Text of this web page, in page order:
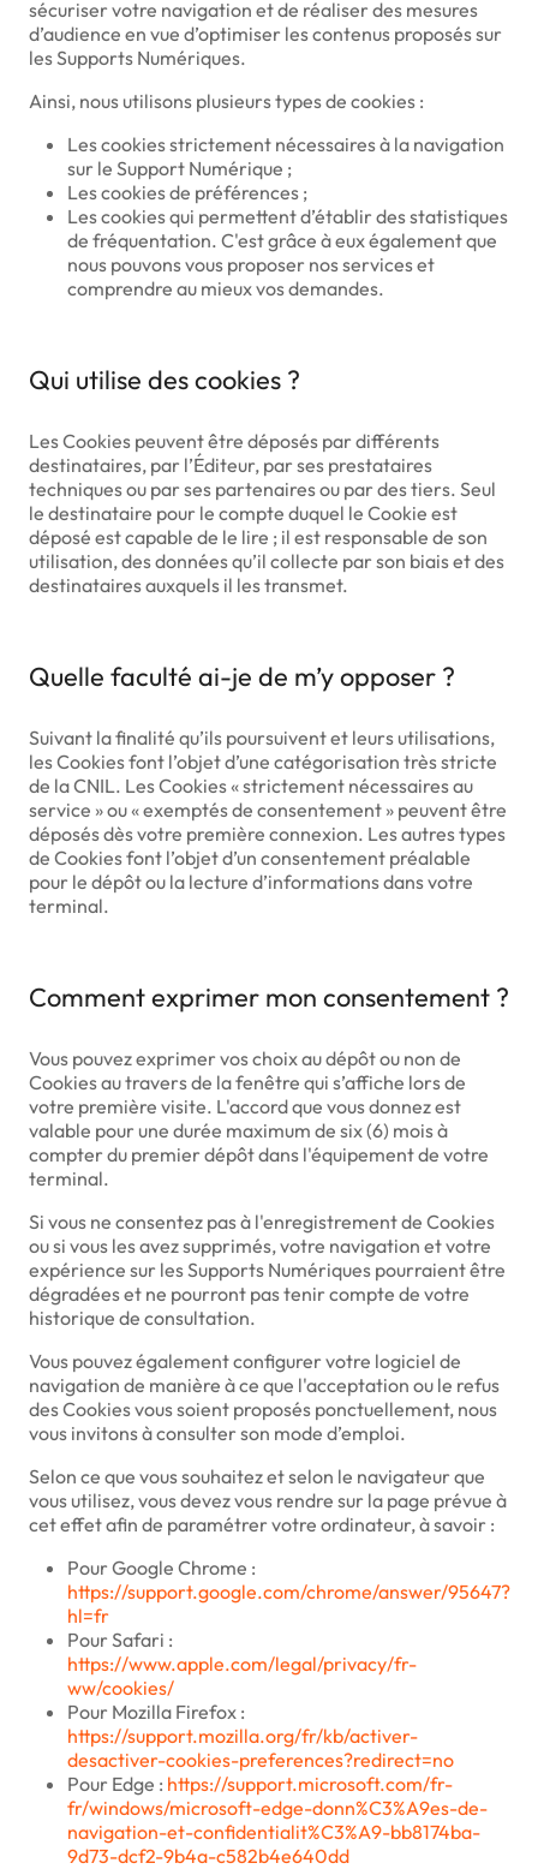
sécuriser votre navigation et de réaliser des mesures
d’audience en vue d’optimiser les contenus proposés sur
les Supports Numériques.
Ainsi, nous utilisons plusieurs types de cookies :
Les cookies strictement nécessaires à la navigation
sur le Support Numérique ;
Les cookies de préférences ;
Les cookies qui permettent d’établir des statistiques
de fréquentation. C'est grâce à eux également que
nous pouvons vous proposer nos services et
comprendre au mieux vos demandes.
Qui utilise des cookies ?
Les Cookies peuvent être déposés par différents
destinataires, par l’Éditeur, par ses prestataires
techniques ou par ses partenaires ou par des tiers. Seul
le destinataire pour le compte duquel le Cookie est
déposé est capable de le lire ; il est responsable de son
utilisation, des données qu’il collecte par son biais et des
destinataires auxquels il les transmet.
Quelle faculté ai-je de m’y opposer ?
Suivant la finalité qu’ils poursuivent et leurs utilisations,
les Cookies font l’objet d’une catégorisation très stricte
de la CNIL. Les Cookies « strictement nécessaires au
service » ou « exemptés de consentement » peuvent être
déposés dès votre première connexion. Les autres types
de Cookies font l’objet d’un consentement préalable
pour le dépôt ou la lecture d’informations dans votre
terminal.
Comment exprimer mon consentement ?
Vous pouvez exprimer vos choix au dépôt ou non de
Cookies au travers de la fenêtre qui s’affiche lors de
votre première visite. L'accord que vous donnez est
valable pour une durée maximum de six (6) mois à
compter du premier dépôt dans l'équipement de votre
terminal.
Si vous ne consentez pas à l'enregistrement de Cookies
ou si vous les avez supprimés, votre navigation et votre
expérience sur les Supports Numériques pourraient être
dégradées et ne pourront pas tenir compte de votre
historique de consultation.
Vous pouvez également configurer votre logiciel de
navigation de manière à ce que l'acceptation ou le refus
des Cookies vous soient proposés ponctuellement, nous
vous invitons à consulter son mode d’emploi.
Selon ce que vous souhaitez et selon le navigateur que
vous utilisez, vous devez vous rendre sur la page prévue à
cet effet afin de paramétrer votre ordinateur, à savoir :
Pour Google Chrome :
https://support.google.com/chrome/answer/95647?
hl=fr
Pour Safari :
https://www.apple.com/legal/privacy/fr-
ww/cookies/
Pour Mozilla Firefox :
https://support.mozilla.org/fr/kb/activer-
desactiver-cookies-preferences?redirect=no
Pour Edge : https://support.microsoft.com/fr-
fr/windows/microsoft-edge-donn%C3%A9es-de-
navigation-et-confidentialit%C3%A9-bb8174ba-
9d73-dcf2-9b4a-c582b4e640dd